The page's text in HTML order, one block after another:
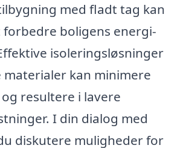
med fladt tag kan
boligens energi-
isoleringsløsninger
kan minimere
resultere i lavere
I din dialog med
diskutere muligheder for